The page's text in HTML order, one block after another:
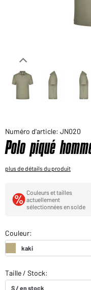
Voudriez-vous
Numéro d'article: JN020
Polo piqué
plus de détails du produit
Couleurs et tailles
actuellement
sélectionnées en solde